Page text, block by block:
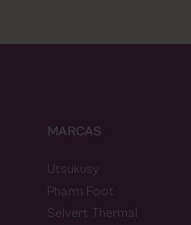
MARCAS
Utsukusy
Pharm Foot
Selvert Thermal